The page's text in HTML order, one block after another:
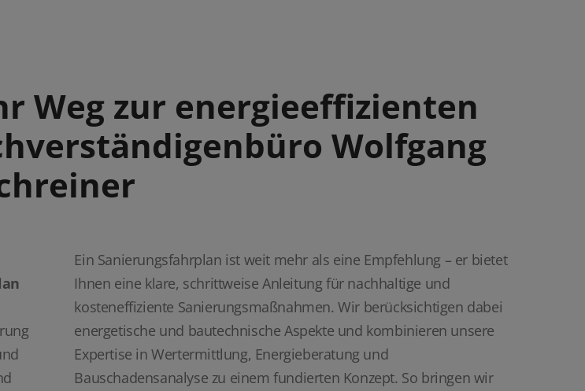
Weg zur energieeffizienten
Wolfgang
Ein Sanierungsfahrplan ist weit mehr als eine Empfehlung – er bietet
Ihnen eine klare, schrittweise Anleitung für nachhaltige und
kosteneffiziente Sanierungsmaßnahmen. Wir berücksichtigen dabei
energetische und bautechnische Aspekte und kombinieren unsere
Expertise in Wertermittlung, Energieberatung und
Bauschadensanalyse zu einem fundierten Konzept. So bringen wir